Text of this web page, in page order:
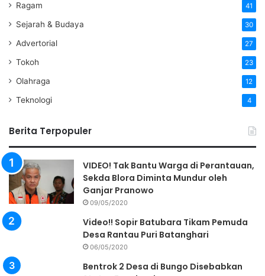
Ragam 41
Sejarah & Budaya 30
Advertorial 27
Tokoh 23
Olahraga 12
Teknologi 4
Berita Terpopuler
VIDEO! Tak Bantu Warga di Perantauan,
Sekda Blora Diminta Mundur oleh
Ganjar Pranowo
09/05/2020
Video!! Sopir Batubara Tikam Pemuda
Desa Rantau Puri Batanghari
06/05/2020
Bentrok 2 Desa di Bungo Disebabkan